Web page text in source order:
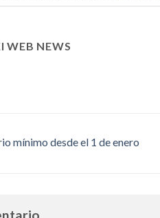
WEB NEWS
mínimo desde el 1 de enero